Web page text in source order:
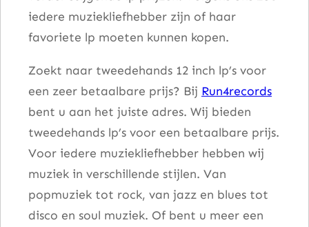
iedere muziekliefhebber zijn of haar
favoriete lp moeten kunnen kopen.
Zoekt naar tweedehands 12 inch lp’s voor
een zeer betaalbare prijs? Bij Run4records
bent u aan het juiste adres. Wij bieden
tweedehands lp’s voor een betaalbare prijs.
Voor iedere muziekliefhebber hebben wij
muziek in verschillende stijlen. Van
popmuziek tot rock, van jazz en blues tot
disco en soul muziek. Of bent u meer een